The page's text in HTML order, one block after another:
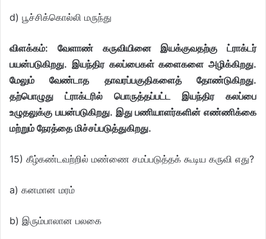
d) பூச்சிக்கொல்லி மருந்து
விளக்கம்: வேளாண் கருவியினை இயக்குவதற்கு ட்ராக்டர்
பயன்படுகிறது. இயந்திர கலப்பைகள் களைகளை அழிக்கிறது.
மேலும் வேண்டாத தாவரப்பகுதிகளைத் தோண்டுகிறது.
தற்பொழுது ட்ராக்டரில் பொருத்தப்பட்ட இயந்திர கலப்பை
உழுதலுக்கு பயன்படுகிறது. இது பணியாளர்களின் எண்ணிக்கை
மற்றும் நேரத்தை மிச்சப்படுத்துகிறது.
15) கீழ்கண்டவற்றில் மண்ணை சமப்படுத்தக் கூடிய கருவி எது?
a) கனமான மரம்
b) இரும்பாலான பலகை